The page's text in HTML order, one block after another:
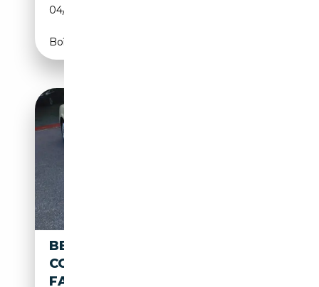
04/2008
Boîte automatique
BENTLEY CONTINENTAL
CONTINENTAL GTC GTC
FAHRZEUG IST CREMEBEIGE